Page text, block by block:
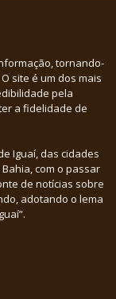
tornando-
site é um dos mais
pela
a fidelidade de
Iguaí, das cidades
com o passar
de notícias sobre
adotando o lema